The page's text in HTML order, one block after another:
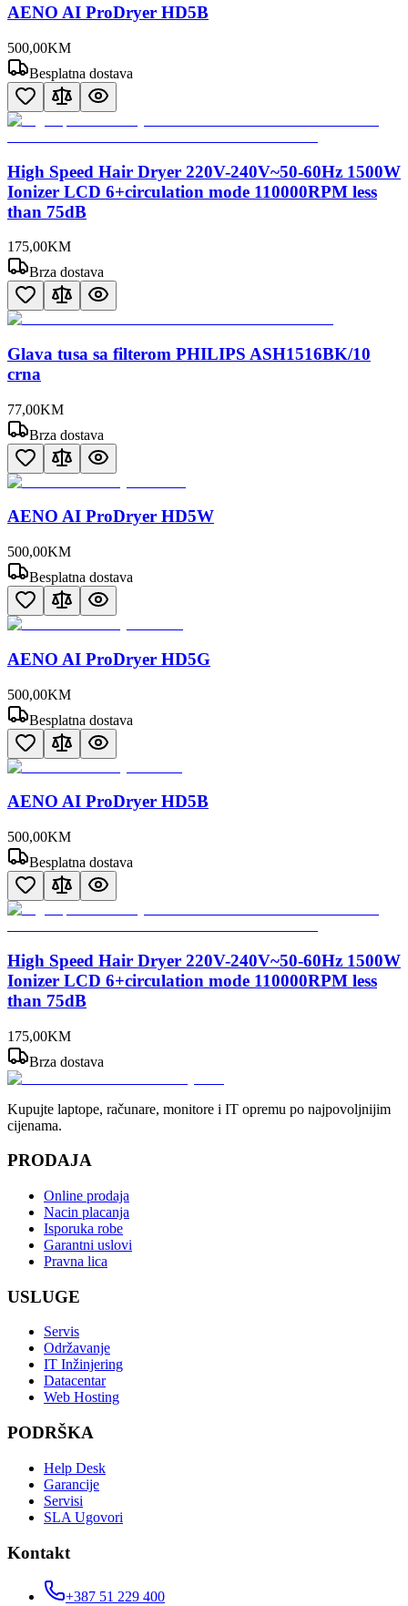
AENO AI ProDryer HD5B
500,00KM
Besplatna dostava
High Speed Hair Dryer 220V-240V~50-60Hz 1500W
Ionizer LCD 6+circulation mode 110000RPM less
than 75dB
175,00KM
Brza dostava
Glava tusa sa filterom PHILIPS ASH1516BK/10
crna
77,00KM
Brza dostava
AENO AI ProDryer HD5W
500,00KM
Besplatna dostava
AENO AI ProDryer HD5G
500,00KM
Besplatna dostava
AENO AI ProDryer HD5B
500,00KM
Besplatna dostava
High Speed Hair Dryer 220V-240V~50-60Hz 1500W
Ionizer LCD 6+circulation mode 110000RPM less
than 75dB
175,00KM
Brza dostava
Kupujte laptope, računare, monitore i IT opremu po najpovoljnijim
cijenama.
PRODAJA
Online prodaja
Nacin placanja
Isporuka robe
Garantni uslovi
Pravna lica
USLUGE
Servis
Održavanje
IT Inžinjering
Datacentar
Web Hosting
PODRŠKA
Help Desk
Garancije
Servisi
SLA Ugovori
Kontakt
+387 51 229 400